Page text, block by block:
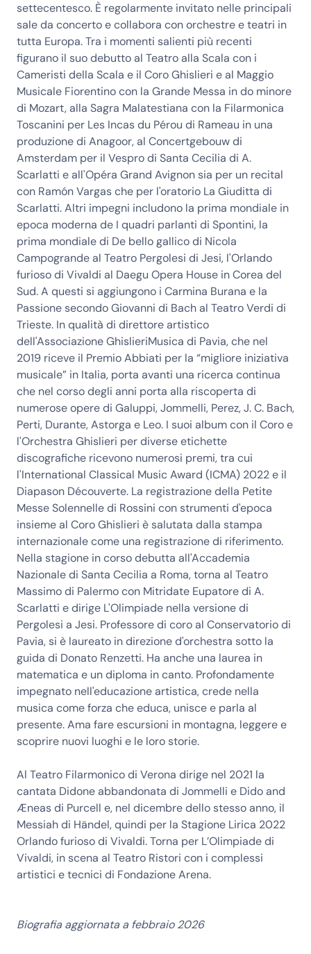
settecentesco. È regolarmente invitato nelle principali
sale da concerto e collabora con orchestre e teatri in
tutta Europa. Tra i momenti salienti più recenti
figurano il suo debutto al Teatro alla Scala con i
Cameristi della Scala e il Coro Ghislieri e al Maggio
Musicale Fiorentino con la Grande Messa in do minore
di Mozart, alla Sagra Malatestiana con la Filarmonica
Toscanini per Les Incas du Pérou di Rameau in una
produzione di Anagoor, al Concertgebouw di
Amsterdam per il Vespro di Santa Cecilia di A.
Scarlatti e all'Opéra Grand Avignon sia per un recital
con Ramón Vargas che per l'oratorio La Giuditta di
Scarlatti. Altri impegni includono la prima mondiale in
epoca moderna de I quadri parlanti di Spontini, la
prima mondiale di De bello gallico di Nicola
Campogrande al Teatro Pergolesi di Jesi, l'Orlando
furioso di Vivaldi al Daegu Opera House in Corea del
Sud. A questi si aggiungono i Carmina Burana e la
Passione secondo Giovanni di Bach al Teatro Verdi di
Trieste. In qualità di direttore artistico
dell'Associazione GhislieriMusica di Pavia, che nel
2019 riceve il Premio Abbiati per la “migliore iniziativa
musicale” in Italia, porta avanti una ricerca continua
che nel corso degli anni porta alla riscoperta di
numerose opere di Galuppi, Jommelli, Perez, J. C. Bach,
Perti, Durante, Astorga e Leo. I suoi album con il Coro e
l'Orchestra Ghislieri per diverse etichette
discografiche ricevono numerosi premi, tra cui
l'International Classical Music Award (ICMA) 2022 e il
Diapason Découverte. La registrazione della Petite
Messe Solennelle di Rossini con strumenti d'epoca
insieme al Coro Ghislieri è salutata dalla stampa
internazionale come una registrazione di riferimento.
Nella stagione in corso debutta all'Accademia
Nazionale di Santa Cecilia a Roma, torna al Teatro
Massimo di Palermo con Mitridate Eupatore di A.
Scarlatti e dirige L'Olimpiade nella versione di
Pergolesi a Jesi. Professore di coro al Conservatorio di
Pavia, si è laureato in direzione d'orchestra sotto la
guida di Donato Renzetti. Ha anche una laurea in
matematica e un diploma in canto. Profondamente
impegnato nell'educazione artistica, crede nella
musica come forza che educa, unisce e parla al
presente. Ama fare escursioni in montagna, leggere e
scoprire nuovi luoghi e le loro storie.
Al Teatro Filarmonico di Verona dirige nel 2021 la
cantata Didone abbandonata di Jommelli e Dido and
Æneas di Purcell e, nel dicembre dello stesso anno, il
Messiah di Händel, quindi per la Stagione Lirica 2022
Orlando furioso di Vivaldi. Torna per L’Olimpiade di
Vivaldi, in scena al Teatro Ristori con i complessi
artistici e tecnici di Fondazione Arena.
Biografia aggiornata a febbraio 2026